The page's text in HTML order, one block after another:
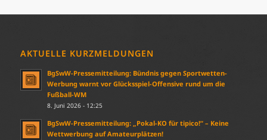
AKTUELLE KURZMELDUNGEN
BgSwW-Pressemitteilung: Bündnis gegen Sportwetten-
Werbung warnt vor Glücksspiel-Offensive rund um die
Fußball-WM
8. Juni 2026 - 12:25
BgSwW-Pressemitteilung: „Pokal-KO für tipico!“ – Keine
Wettwerbung auf Amateurplätzen!